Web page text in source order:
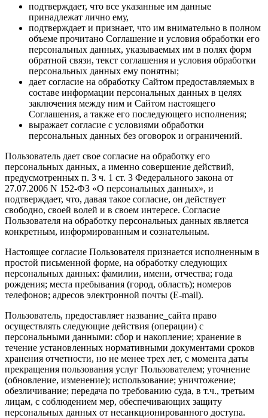
подтверждает, что все указанные им данные
принадлежат лично ему,
подтверждает и признает, что им внимательно в полном
объеме прочитано Соглашение и условия обработки его
персональных данных, указываемых им в полях форм
обратной связи, текст соглашения и условия обработки
персональных данных ему понятны;
дает согласие на обработку Сайтом предоставляемых в
составе информации персональных данных в целях
заключения между ним и Сайтом настоящего
Соглашения, а также его последующего исполнения;
выражает согласие с условиями обработки
персональных данных без оговорок и ограничений.
Пользователь дает свое согласие на обработку его
персональных данных, а именно совершение действий,
предусмотренных п. 3 ч. 1 ст. 3 Федерального закона от
27.07.2006 N 152-ФЗ «О персональных данных», и
подтверждает, что, давая такое согласие, он действует
свободно, своей волей и в своем интересе. Согласие
Пользователя на обработку персональных данных является
конкретным, информированным и сознательным.
Настоящее согласие Пользователя признается исполненным в
простой письменной форме, на обработку следующих
персональных данных: фамилии, имени, отчества; года
рождения; места пребывания (город, область); номеров
телефонов; адресов электронной почты (E-mail).
Пользователь, предоставляет название_сайта право
осуществлять следующие действия (операции) с
персональными данными: сбор и накопление; хранение в
течение установленных нормативными документами сроков
хранения отчетности, но не менее трех лет, с момента даты
прекращения пользования услуг Пользователем; уточнение
(обновление, изменение); использование; уничтожение;
обезличивание; передача по требованию суда, в т.ч., третьим
лицам, с соблюдением мер, обеспечивающих защиту
персональных данных от несанкционированного доступа.